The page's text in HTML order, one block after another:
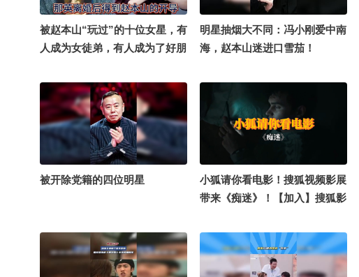
被赵本山“玩过”的十位女星，有
人成为女徒弟，有人成为了好朋
明星抽烟大不同：冯小刚爱中南
海，赵本山迷进口雪茄！
被开除党籍的四位明星
小狐请你看电影！搜狐视频影展
带来《痴迷》！【加入】搜狐影
【转发】此动态并留言你对电影
的期待，小狐将随机抽取幸运儿
送出此片全国观影通兑券～